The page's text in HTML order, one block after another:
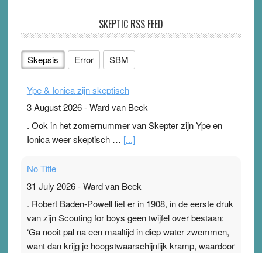
SKEPTIC RSS FEED
Skepsis Error SBM
Ype & Ionica zijn skeptisch
3 August 2026-Ward van Beek
. Ook in het zomernummer van Skepter zijn Ype en
Ionica weer skeptisch … [...]
No Title
31 July 2026-Ward van Beek
. Robert Baden-Powell liet er in 1908, in de eerste druk
van zijn Scouting for boys geen twijfel over bestaan:
‘Ga nooit pal na een maaltijd in diep water zwemmen,
want dan krijg je hoogstwaarschijnlijk kramp, waardoor